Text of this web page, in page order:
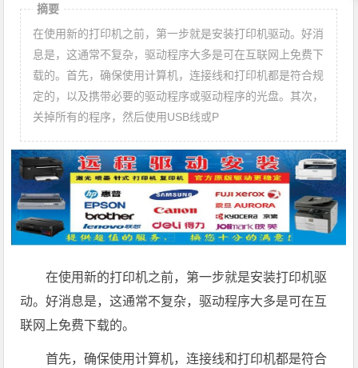
摘要
在使用新的打印机之前，第一步就是安装打印机驱动。好消
息是，这通常不复杂，驱动程序大多是可在互联网上免费下
载的。首先，确保使用计算机，连接线和打印机都是符合规
定的，以及携带必要的驱动程序或驱动程序的光盘。其次，
关掉所有的程序，然后使用USB线或P
在使用新的打印机之前，第一步就是安装打印机驱
动。好消息是，这通常不复杂，驱动程序大多是可在互
联网上免费下载的。
首先，确保使用计算机，连接线和打印机都是符合